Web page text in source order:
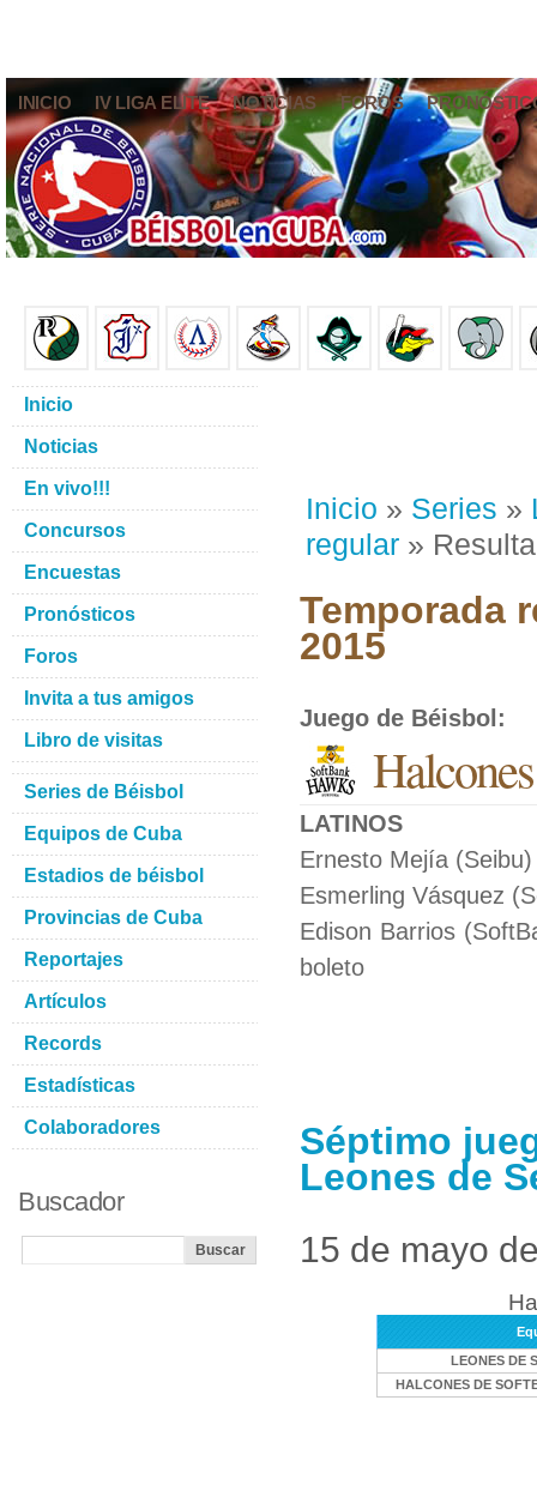
INICIO IV LIGA ELITE NOTICIAS FOROS
Inicio » Series »
regular »
Temporada
2015
Juego de Béisbol :
LATINOS
Ernesto Mejía
Esmerling Vásquez
Edison Barrios
boleto
Séptimo
Leones de
15 de mayo
LEONES DE
HALCONES DE
Inicio
Noticias
En vivo!!!
Concursos
Encuestas
Pronósticos
Foros
Invita a tus amigos
Libro de visitas
Series de Béisbol
Equipos de Cuba
Estadios de béisbol
Provincias de Cuba
Reportajes
Artículos
Records
Estadísticas
Colaboradores
Buscador